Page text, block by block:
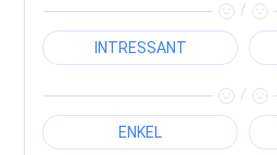
/
INTRESSANT
/
ENKEL